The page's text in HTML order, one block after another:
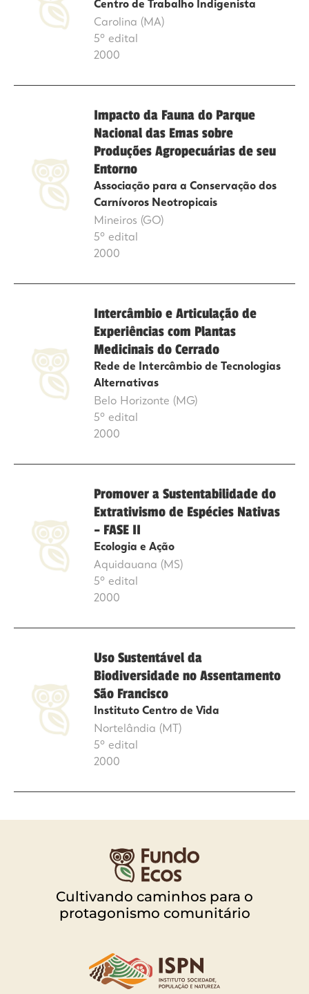
Centro de Trabalho Indigenista
Carolina (MA)
5º edital
2000
Impacto da Fauna do Parque
Nacional das Emas sobre
Produções Agropecuárias de seu
Entorno
Associação para a Conservação dos
Carnívoros Neotropicais
Mineiros (GO)
5º edital
2000
Intercâmbio e Articulação de
Experiências com Plantas
Medicinais do Cerrado
Rede de Intercâmbio de Tecnologias
Alternativas
Belo Horizonte (MG)
5º edital
2000
Promover a Sustentabilidade do
Extrativismo de Espécies Nativas
– FASE II
Ecologia e Ação
Aquidauana (MS)
5º edital
2000
Uso Sustentável da
Biodiversidade no Assentamento
São Francisco
Instituto Centro de Vida
Nortelândia (MT)
5º edital
2000
Cultivando caminhos para o
protagonismo comunitário